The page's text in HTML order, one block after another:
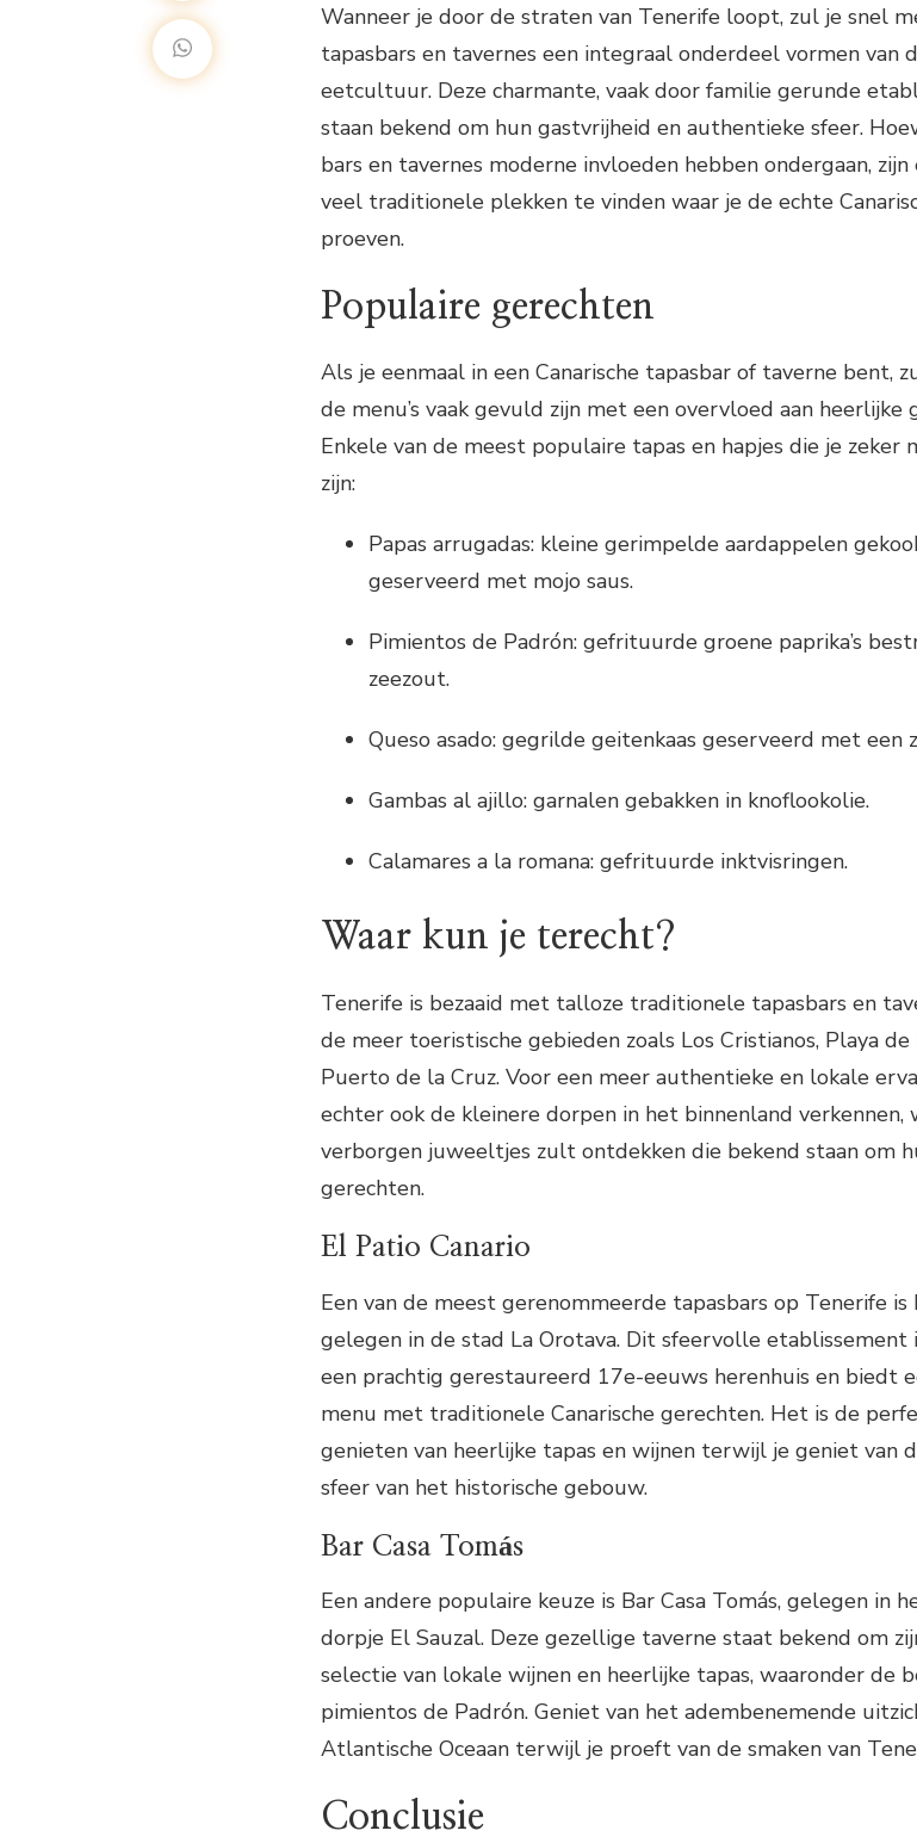
Wanneer je door de straten van Tenerife loopt, zul je snel
tapasbars en tavernes een integraal onderdeel vormen van
eetcultuur. Deze charmante, vaak door familie gerunde
staan bekend om hun gastvrijheid en authentieke sfeer.
bars en tavernes moderne invloeden hebben ondergaan,
veel traditionele plekken te vinden waar je de echte
proeven.
Populaire gerechten
Als je eenmaal in een Canarische tapasbar of taverne bent,
de menu’s vaak gevuld zijn met een overvloed aan heerlijke
Enkele van de meest populaire tapas en hapjes die je zeker
zijn:
Papas arrugadas: kleine gerimpelde aardappelen
geserveerd met mojo saus.
Pimientos de Padrón: gefrituurde groene paprika’s
zeezout.
Queso asado: gegrilde geitenkaas geserveerd met een
Gambas al ajillo: garnalen gebakken in knoflookolie.
Calamares a la romana: gefrituurde inktvisringen.
Waar kun je terecht?
Tenerife is bezaaid met talloze traditionele tapasbars en
de meer toeristische gebieden zoals Los Cristianos, Playa de
Puerto de la Cruz. Voor een meer authentieke en lokale
echter ook de kleinere dorpen in het binnenland verkennen,
verborgen juweeltjes zult ontdekken die bekend staan om
gerechten.
El Patio Canario
Een van de meest gerenommeerde tapasbars op Tenerife is
gelegen in de stad La Orotava. Dit sfeervolle etablissement
een prachtig gerestaureerd 17e-eeuws herenhuis en biedt
menu met traditionele Canarische gerechten. Het is de
genieten van heerlijke tapas en wijnen terwijl je geniet van
sfeer van het historische gebouw.
Bar Casa Tomás
Een andere populaire keuze is Bar Casa Tomás, gelegen in
dorpje El Sauzal. Deze gezellige taverne staat bekend om
selectie van lokale wijnen en heerlijke tapas, waaronder de
pimientos de Padrón. Geniet van het adembenemende
Atlantische Oceaan terwijl je proeft van de smaken van
Conclusie